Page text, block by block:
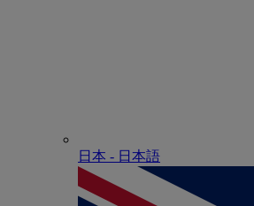
日本 - ⽇本語